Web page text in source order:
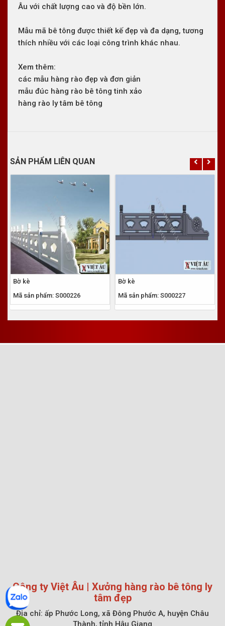
Âu với chất lượng cao và độ bền lớn.
Mẫu mã bê tông được thiết kế đẹp và đa dạng, tương
thích nhiều với các loại công trình khác nhau.
Xem thêm:
các mẫu hàng rào đẹp và đơn giản
mẫu đúc hàng rào bê tông tinh xảo
hàng rào ly tâm bê tông
SẢN PHẨM LIÊN QUAN
Bờ kè
Mã sản phẩm: S000226
Bờ kè
Mã sản phẩm: S000227
Công ty Việt Âu | Xưởng hàng rào bê tông ly
tâm đẹp
Địa chỉ: ấp Phước Long, xã Đông Phước A, huyện Châu
Thành, tỉnh Hậu Giang